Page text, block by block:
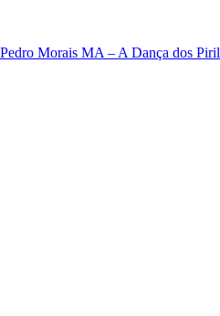
Pedro Morais MA – A Dança dos